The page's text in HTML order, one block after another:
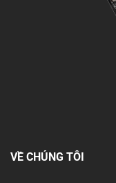
VỀ CHÚNG TÔI